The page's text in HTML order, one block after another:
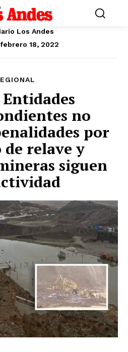
Los Andes
febrero 18, 2022
no
por
de relave y
siguen